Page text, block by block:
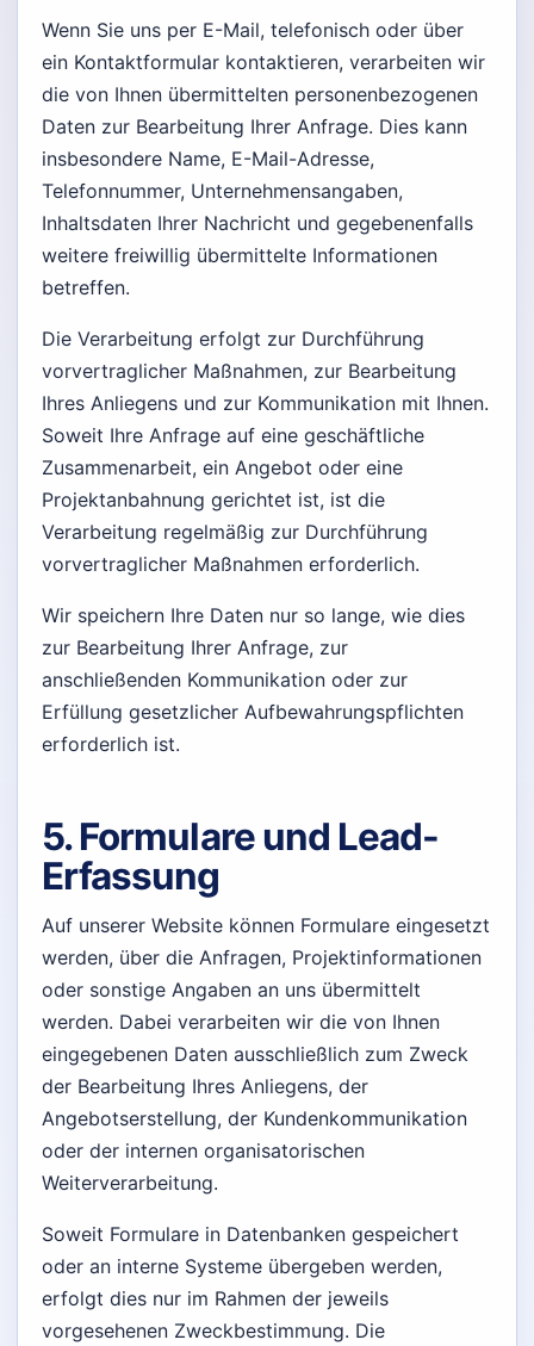
Wenn Sie uns per E-Mail, telefonisch oder über
ein Kontaktformular kontaktieren, verarbeiten wir
die von Ihnen übermittelten personenbezogenen
Daten zur Bearbeitung Ihrer Anfrage. Dies kann
insbesondere Name, E-Mail-Adresse,
Telefonnummer, Unternehmensangaben,
Inhaltsdaten Ihrer Nachricht und gegebenenfalls
weitere freiwillig übermittelte Informationen
betreffen.
Die Verarbeitung erfolgt zur Durchführung
vorvertraglicher Maßnahmen, zur Bearbeitung
Ihres Anliegens und zur Kommunikation mit Ihnen.
Soweit Ihre Anfrage auf eine geschäftliche
Zusammenarbeit, ein Angebot oder eine
Projektanbahnung gerichtet ist, ist die
Verarbeitung regelmäßig zur Durchführung
vorvertraglicher Maßnahmen erforderlich.
Wir speichern Ihre Daten nur so lange, wie dies
zur Bearbeitung Ihrer Anfrage, zur
anschließenden Kommunikation oder zur
Erfüllung gesetzlicher Aufbewahrungspflichten
erforderlich ist.
5. Formulare und Lead-
Erfassung
Auf unserer Website können Formulare eingesetzt
werden, über die Anfragen, Projektinformationen
oder sonstige Angaben an uns übermittelt
werden. Dabei verarbeiten wir die von Ihnen
eingegebenen Daten ausschließlich zum Zweck
der Bearbeitung Ihres Anliegens, der
Angebotserstellung, der Kundenkommunikation
oder der internen organisatorischen
Weiterverarbeitung.
Soweit Formulare in Datenbanken gespeichert
oder an interne Systeme übergeben werden,
erfolgt dies nur im Rahmen der jeweils
vorgesehenen Zweckbestimmung. Die